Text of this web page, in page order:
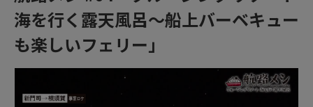
海を行く露天風呂～船上バーベキュー
も楽しいフェリー」